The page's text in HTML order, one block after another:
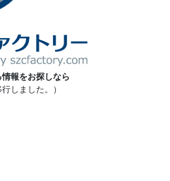
報をお探しなら
しました。）